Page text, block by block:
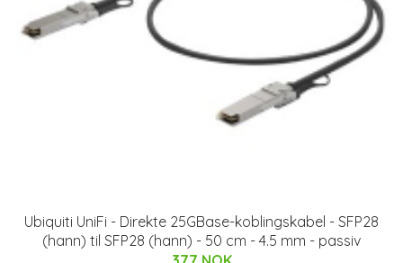
Ubiquiti UniFi - Direkte 25GBase-koblingskabel - SFP28
(hann) til SFP28 (hann) - 50 cm - 4.5 mm - passiv